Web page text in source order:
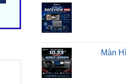
Màn